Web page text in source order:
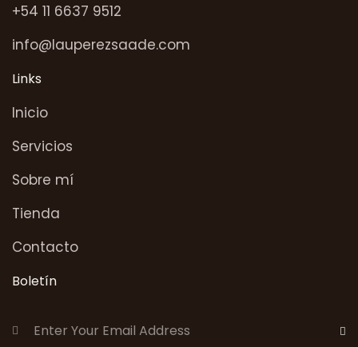
+54 11 6637 9512
info@lauperezsaade.com
Links
Inicio
Servicios
Sobre mí
Tienda
Contacto
Boletín